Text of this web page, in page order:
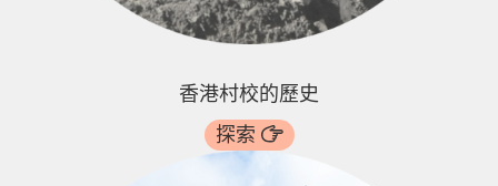
香港村校的歷史
探索